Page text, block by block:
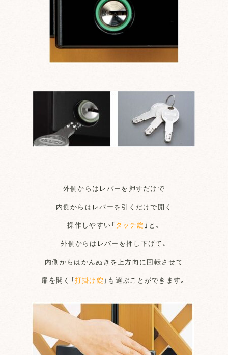
外側からはレバーを押すだけで
内側からはレバーを引くだけで開く
操作しやすい「タッチ錠 」と、
外側からはレバーを押し下げて、
内側からはかんぬきを上方向に回転させて
扉を開く「打掛け錠 」も選ぶことができます。